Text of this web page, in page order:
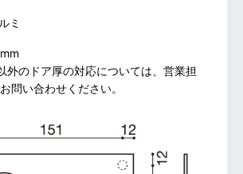
ミ
外のドア厚の対応については、営業担
問い合わせください。